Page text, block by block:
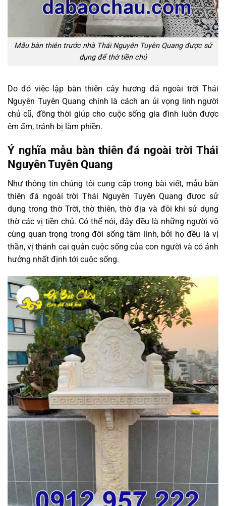
Mẫu bàn thiên trước nhà Thái Nguyên Tuyên Quang được sử
dụng để thờ tiền chủ
Do đó việc lập bàn thiên cây hương đá ngoài trời Thái
Nguyên Tuyên Quang chính là cách an ủi vọng linh người
chủ cũ, đồng thời giúp cho cuộc sống gia đình luôn được
êm ấm, tránh bị làm phiền.
Ý nghĩa mẫu bàn thiên đá ngoài trời Thái
Nguyên Tuyên Quang
Như thông tin chúng tôi cung cấp trong bài viết, mẫu bàn
thiên đá ngoài trời Thái Nguyên Tuyên Quang được sử
dụng trong thờ Trời, thờ thiên, thờ địa và đôi khi sử dụng
thờ các vị tiền chủ. Có thể nói, đây đều là những người vô
cùng quan trọng trong đời sống tâm linh, bởi họ đều là vị
thần, vị thánh cai quản cuộc sống của con người và có ảnh
hưởng nhất định tới cuộc sống.